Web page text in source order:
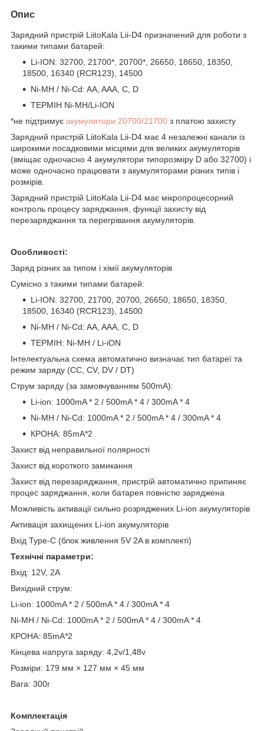
Опис
Зарядний пристрій LiitoKala Lii-D4 призначений для роботи з
такими типами батарей:
Li-ION: 32700, 21700*, 20700*, 26650, 18650, 18350,
18500, 16340 (RCR123), 14500
Ni-MH / Ni-Cd: AA, AAA, C, D
ТЕРМІН Ni-MH/Li-ION
*не підтримує акумулятори 20700/21700 з платою захисту
Зарядний пристрій LiitoKala Lii-D4 має 4 незалежні канали із
широкими посадковими місцями для великих акумуляторів
(вміщає одночасно 4 акумулятори типорозміру D або 32700) і
може одночасно працювати з акумуляторами різних типів і
розмірів.
Зарядний пристрій LiitoKala Lii-D4 має мікропроцесорний
контроль процесу заряджання, функції захисту від
перезаряджання та перегрівання акумуляторів.
Особливості:
Заряд різних за типом і хімії акумуляторів
Сумісно з такими типами батарей:
Li-ION: 32700, 21700, 20700, 26650, 18650, 18350,
18500, 16340 (RCR123), 14500
Ni-MH / Ni-Cd: AA, AAA, C, D
ТЕРМІН: Ni-MH / Li-iON
Інтелектуальна схема автоматично визначає тип батареї та
режим заряду (CC, CV, DV / DT)
Струм заряду (за замовчуванням 500mA):
Li-ion: 1000mA * 2 / 500mA * 4 / 300mA * 4
Ni-MH / Ni-Cd: 1000mA * 2 / 500mA * 4 / 300mA * 4
КРОНА: 85mA*2
Захист від неправильної полярності
Захист від короткого замикання
Захист від перезаряджання, пристрій автоматично припиняє
процес заряджання, коли батарея повністю заряджена
Можливість активації сильно розряджених Li-ion акумуляторів
Активація захищених Li-ion акумуляторів
Вхід Type-C (блок живлення 5V 2A в комплекті)
Технічні параметри:
Вхід: 12V, 2A
Вихідний струм:
Li-ion: 1000mA * 2 / 500mA * 4 / 300mA * 4
Ni-MH / Ni-Cd: 1000mA * 2 / 500mA * 4 / 300mA * 4
КРОНА: 85mA*2
Кінцева напруга заряду: 4,2v/1,48v
Розміри: 179 мм × 127 мм × 45 мм
Вага: 300г
Комплектація